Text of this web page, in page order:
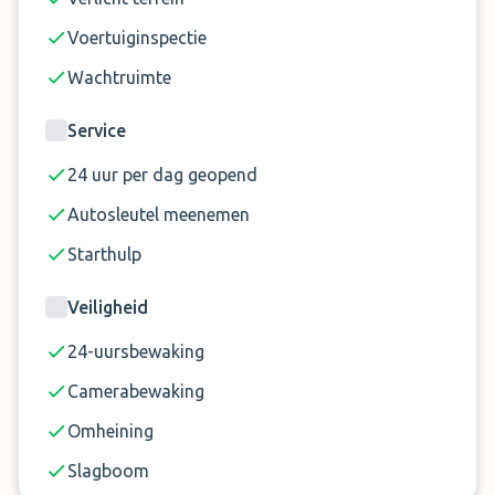
Voertuiginspectie
Wachtruimte
Service
24 uur per dag geopend
Autosleutel meenemen
Starthulp
Veiligheid
24-uursbewaking
Camerabewaking
Omheining
Slagboom